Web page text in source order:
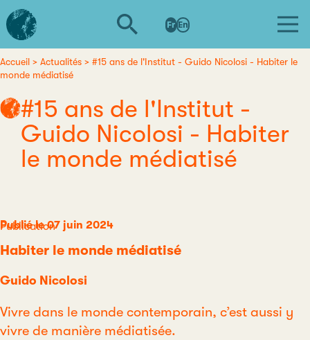
Aller
au
contenu
L'institut
d'études
avancées
de
Nantes
Fr En
Fil
d'Ariane
Accueil Actualités
#15 ans de l'Institut - Guido Nicolosi - Habiter le
monde médiatisé
#15 ans de l'Institut -
Guido Nicolosi - Habiter
le monde médiatisé
Publié le 07 juin 2024
Catégorie
Publication
Habiter le monde médiatisé
Guido Nicolosi
Vivre dans le monde contemporain, c’est aussi y
vivre de manière médiatisée.